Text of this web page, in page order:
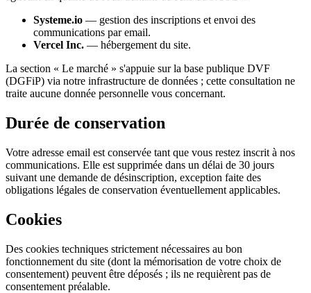
Systeme.io — gestion des inscriptions et envoi des
communications par email.
Vercel Inc. — hébergement du site.
La section « Le marché » s'appuie sur la base publique DVF
(DGFiP) via notre infrastructure de données ; cette consultation ne
traite aucune donnée personnelle vous concernant.
Durée de conservation
Votre adresse email est conservée tant que vous restez inscrit à nos
communications. Elle est supprimée dans un délai de 30 jours
suivant une demande de désinscription, exception faite des
obligations légales de conservation éventuellement applicables.
Cookies
Des cookies techniques strictement nécessaires au bon
fonctionnement du site (dont la mémorisation de votre choix de
consentement) peuvent être déposés ; ils ne requièrent pas de
consentement préalable.